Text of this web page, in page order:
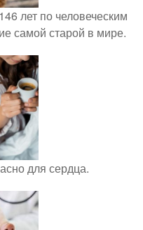
лет по человеческим
самой старой в мире.
для сердца.